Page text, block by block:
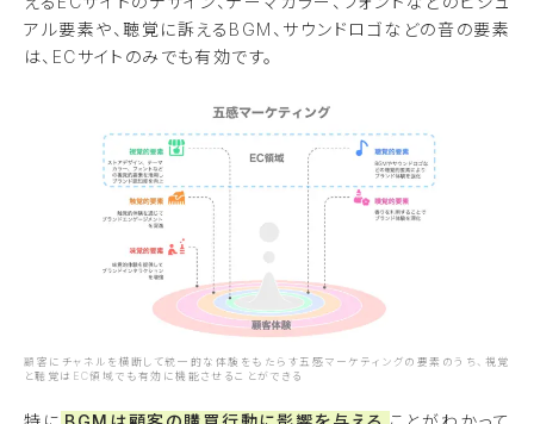
アル要素や、聴覚に訴えるBGM、サウンドロゴなどの音の要素
は、ECサイトのみでも有効です。
顧客にチャネルを横断して統一的な体験をもたらす五感マーケティングの要素のうち、視覚
と聴覚はEC領域でも有効に機能させることができる